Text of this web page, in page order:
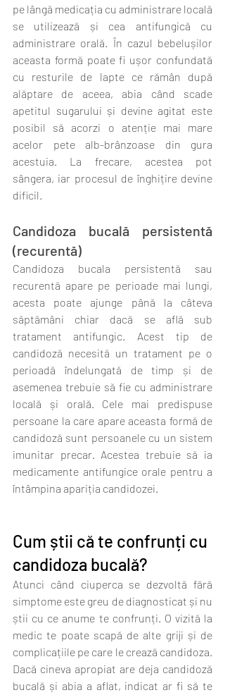
pe lângă medicația cu administrare locală
se utilizează și cea antifungică cu
administrare orală. În cazul bebelușilor
aceasta formă poate fi ușor confundată
cu resturile de lapte ce rămân după
alăptare de aceea, abia când scade
apetitul sugarului și devine agitat este
posibil să acorzi o atenție mai mare
acelor pete alb-brânzoase din gura
acestuia. La frecare, acestea pot
sângera, iar procesul de înghițire devine
dificil.
Candidoza bucală persistentă
(recurentă)
Candidoza bucala persistentă sau
recurentă apare pe perioade mai lungi,
acesta poate ajunge până la câteva
săptămâni chiar dacă se află sub
tratament antifungic. Acest tip de
candidoză necesită un tratament pe o
perioadă îndelungată de timp și de
asemenea trebuie să fie cu administrare
locală și orală. Cele mai predispuse
persoane la care apare aceasta formă de
candidoză sunt persoanele cu un sistem
imunitar precar. Acestea trebuie să ia
medicamente antifungice orale pentru a
întâmpina apariția candidozei.
Cum știi că te confrunți cu
candidoza bucală?
Atunci când ciuperca se dezvoltă fără
simptome este greu de diagnosticat și nu
știi cu ce anume te confrunți. O vizită la
medic te poate scapă de alte griji și de
complicațiile pe care le crează candidoza.
Dacă cineva apropiat are deja candidoză
bucală și abia a aflat, indicat ar fi să te